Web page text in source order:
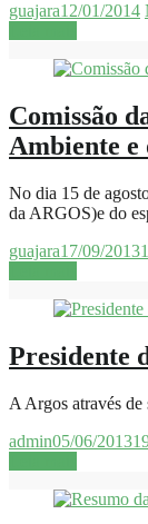
guajara12/01/2014
Comissão
Ambiente e
No dia 15 de
da ARGOS)e do
guajara17/09/2013
Presidente
A Argos através
admin05/06/2013